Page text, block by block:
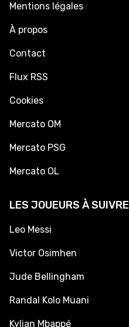
Mentions légales
À propos
Contact
Flux RSS
Cookies
Mercato OM
Mercato PSG
Mercato OL
LES JOUEURS À SUIVRE
Leo Messi
Victor Osimhen
Jude Bellingham
Randal Kolo Muani
Kylian Mbappé